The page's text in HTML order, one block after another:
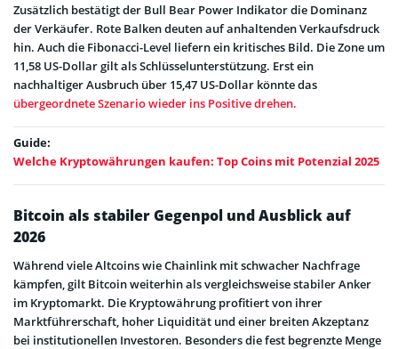
Zusätzlich bestätigt der Bull Bear Power Indikator die Dominanz
der Verkäufer. Rote Balken deuten auf anhaltenden Verkaufsdruck
hin. Auch die Fibonacci-Level liefern ein kritisches Bild. Die Zone um
11,58 US-Dollar gilt als Schlüsselunterstützung. Erst ein
nachhaltiger Ausbruch über 15,47 US-Dollar könnte das
übergeordnete Szenario wieder ins Positive drehen.
Guide:
Welche Kryptowährungen kaufen: Top Coins mit Potenzial 2025
Bitcoin als stabiler Gegenpol und Ausblick auf
2026
Während viele Altcoins wie Chainlink mit schwacher Nachfrage
kämpfen, gilt Bitcoin weiterhin als vergleichsweise stabiler Anker
im Kryptomarkt. Die Kryptowährung profitiert von ihrer
Marktführerschaft, hoher Liquidität und einer breiten Akzeptanz
bei institutionellen Investoren. Besonders die fest begrenzte Menge